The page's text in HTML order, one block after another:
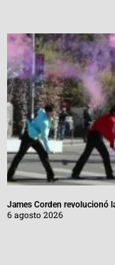
James Corden revolucionó
6 agosto 2026